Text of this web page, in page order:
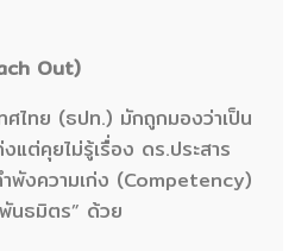
Out)
ศไทย (ธปท.) มักถูกมองว่าเป็น
แต่คุยไม่รู้เรื่อง ดร.ประสาร
พังความเก่ง (Competency)
นธมิตร” ด้วย